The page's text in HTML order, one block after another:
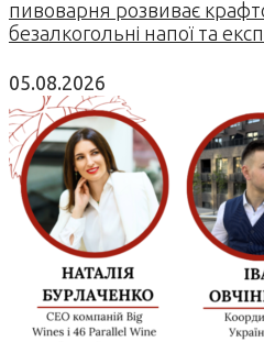
пивоварня розвиває
безалкогольні напої та
05.08.2026